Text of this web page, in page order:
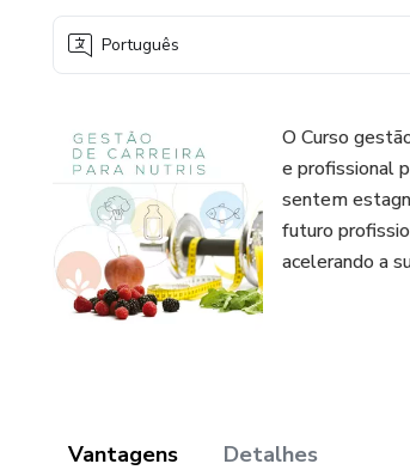
Português
O Curso
e profissional
sentem
futuro
acelerando a
Vantagens Detalhes